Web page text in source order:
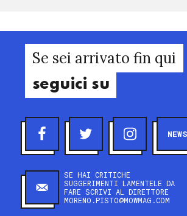
Se sei arrivato fin qui
seguici su
SE HAI CRITICHE
SUGGERIMENTI LAMENTELE DA
FARE SCRIVI AL DIRETTORE
MORENO.PISTO@MOWMAG.COM